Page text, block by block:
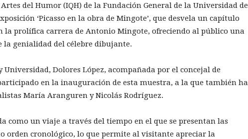
del Humor (IQH) de la Fundación General de la Universidad de
‘Picasso en la obra de Mingote’, que desvela un capítulo
la prolífica carrera de Antonio Mingote, ofreciendo al público una
la genialidad del célebre dibujante.
Universidad, Dolores López, acompañada por el concejal de
en la inauguración de esta muestra, a la que también ha
María Aranguren y Nicolás Rodríguez.
como un viaje a través del tiempo en el que se presentan las
orden cronológico, lo que permite al visitante apreciar la